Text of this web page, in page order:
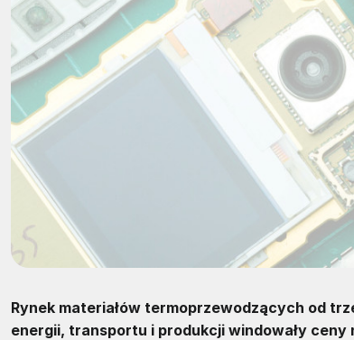
Rynek materiałów termoprzewodzących od
energii, transportu i produkcji windowały